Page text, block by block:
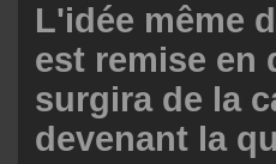
L'idée même
est remise en
surgira de la
devenant la